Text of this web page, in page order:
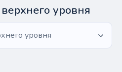
уровня
уровня